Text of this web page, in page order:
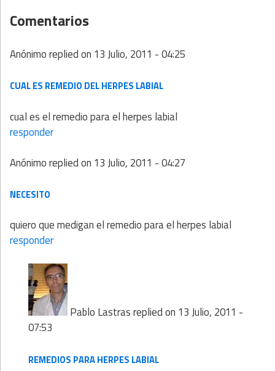
Comentarios
Anónimoreplied on 13 Julio, 2011 - 04:25
CUAL ES REMEDIO DEL HERPES LABIAL
cual es el remedio para el herpes labial
responder
Anónimoreplied on 13 Julio, 2011 - 04:27
NECESITO
quiero que medigan el remedio para el herpes labial
responder
Pablo Lastrasreplied on 13 Julio, 2011 -
07:53
REMEDIOS PARA HERPES LABIAL